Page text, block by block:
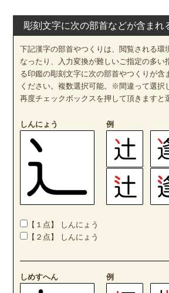
彫刻文字に次の部首などが含まれ
下記漢字の部首やつくりは、閲覧される環
なったり、入力変換が難しいご指定の多い
る印鑑の彫刻文字に次の部首やつくりが含
ください。複数選択可能。※間違って選択
再度チェックボックスを押して頂きますと
しんにょう 例
【１点】 しんにょう
【２点】 しんにょう
しめすへん 例